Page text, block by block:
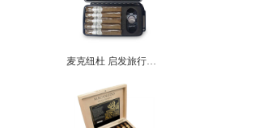
麦克纽杜 启发旅行保湿套装 (5支/盒) MACANUDO INSPIRADO TRAVEL HUMIDOR SAMPLER